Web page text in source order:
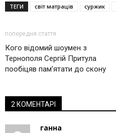
ТЕГИ світ матраців суржик
попередня стаття
Кого відомий шоумен з
Тернополя Сергій Притула
пообіцяв пам’ятати до скону
2 КОМЕНТАРІ
ганна